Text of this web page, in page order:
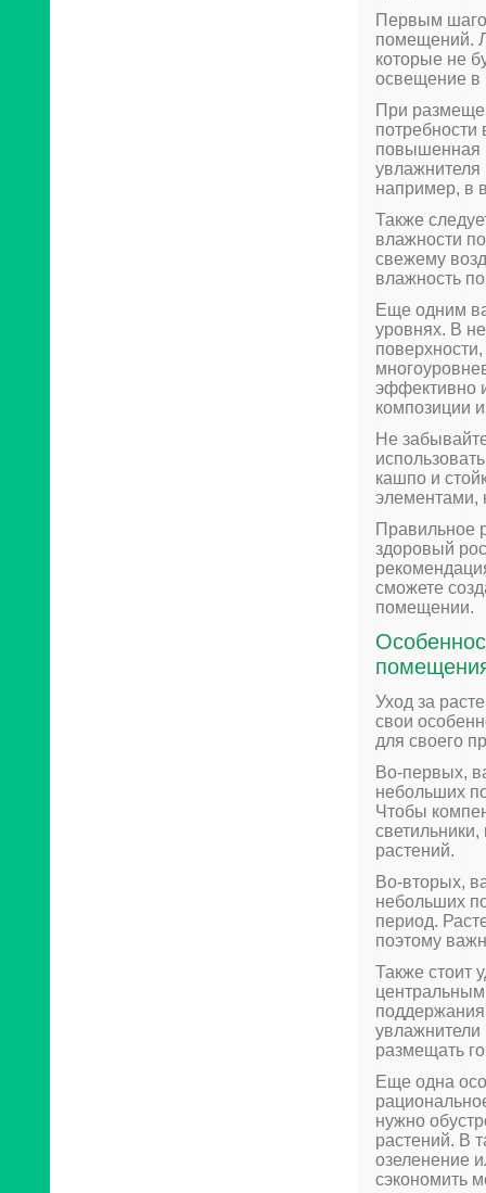
Первым
помещений.
которые не
освещение в
При
потребности
повышенная
увлажнителя
например, в
Также
влажности
свежему
влажность
Еще одним
уровнях. В
эффективно
композиции
Не
кашпо и
элементами,
Правильное
здоровый
сможете
помещении.
Уход за
свои
для своего
Во-первых,
небольших
Чтобы
растений.
Во-вторых,
небольших
период.
поэтому
Также стоит
размещать
Еще одна
нужно
растений. В
озеленение
сэкономить